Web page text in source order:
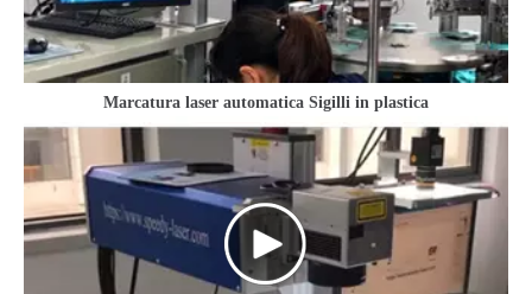
Marcatura laser automatica Sigilli in plastica